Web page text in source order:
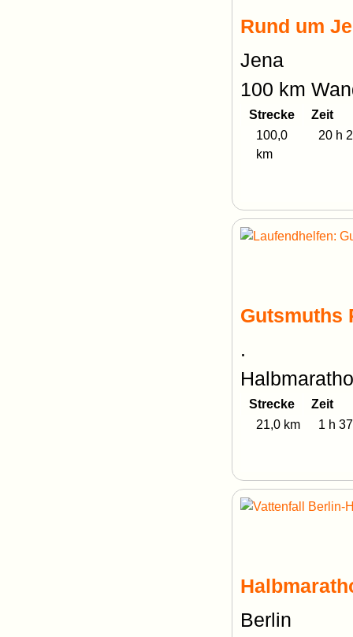
Rund um
Jena
100 km
Strecke
Zeit
100,0
km
20 h
Gutsmuths
.
Strecke
Zeit
21,0 km
1 h
Berlin